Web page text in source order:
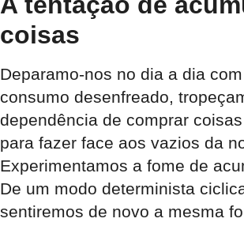
coisas
Deparamo-nos no dia a dia
consumo desenfreado,
dependência de comprar
para fazer face aos vazios da
Experimentamos a fome de
De um modo determinista
sentiremos de novo a mesma